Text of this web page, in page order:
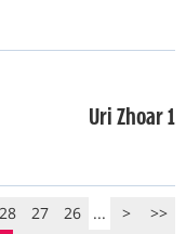
Uri Zhoar 1
<<
<
...
26
27
28